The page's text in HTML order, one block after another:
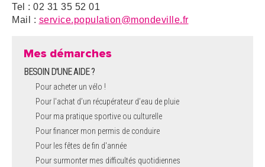
Tel : 02 31 35 52 01
Mail : service.population@mondeville.fr
Mes démarches
BESOIN D'UNE AIDE ?
Pour acheter un vélo !
Pour l'achat d’un récupérateur d’eau de pluie
Pour ma pratique sportive ou culturelle
Pour financer mon permis de conduire
Pour les fêtes de fin d'année
Pour surmonter mes difficultés quotidiennes
DOSSIER DE DEMANDE DE SUBVENTION
DEMANDE DE PRÊT DE MATERIEL
FICHE D'ORGANISATION MANIFESTATION
PLAN D'ACTION MUNICIPAL
ARRÊTÉS MUNICIPAUX